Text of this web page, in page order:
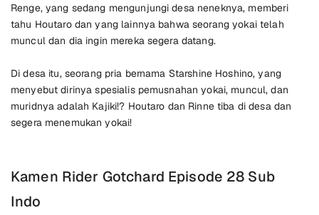
Renge, yang sedang mengunjungi desa neneknya, memberi
tahu Houtaro dan yang lainnya bahwa seorang yokai telah
muncul dan dia ingin mereka segera datang.
Di desa itu, seorang pria bernama Starshine Hoshino, yang
menyebut dirinya spesialis pemusnahan yokai, muncul, dan
muridnya adalah Kajiki!? Houtaro dan Rinne tiba di desa dan
segera menemukan yokai!
Kamen Rider Gotchard Episode 28 Sub
Indo